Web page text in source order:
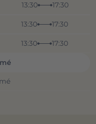
13:30 17:30
13:30 17:30
13:30 17:30